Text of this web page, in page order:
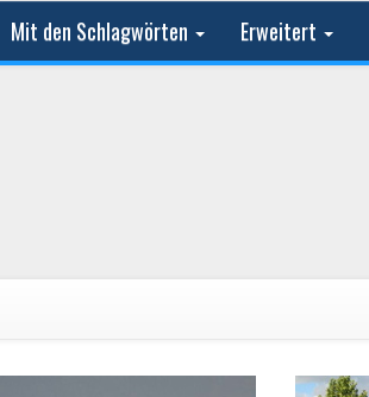
Mit den Schlagwörten Erweitert